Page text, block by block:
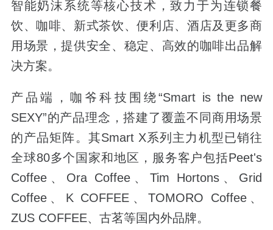
智能奶沫系统等核心技术，致力于为连锁餐
饮、咖啡、新式茶饮、便利店、酒店及更多商
用场景，提供安全、稳定、高效的咖啡出品解
决方案。
产品端，咖爷科技围绕“Smart is the new
SEXY”的产品理念，搭建了覆盖不同商用场景
的产品矩阵。其Smart X系列主力机型已销往
全球80多个国家和地区，服务客户包括Peet's
Coffee、Ora Coffee、Tim Hortons、Grid
Coffee、K COFFEE、TOMORO Coffee、
ZUS COFFEE、古茗等国内外品牌。